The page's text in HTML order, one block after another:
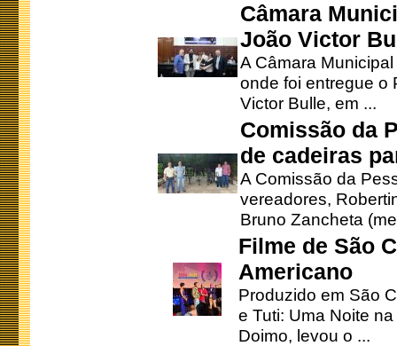
Câmara
João Victor
A Câmara
onde foi entregue o
Victor Bulle, em ...
Comissão da
de cadeiras
A Comissão da
vereadores,
Bruno Zancheta
Filme de São
Americano
Produzido em São
e Tuti: Uma Noite
Doimo, levou o ...